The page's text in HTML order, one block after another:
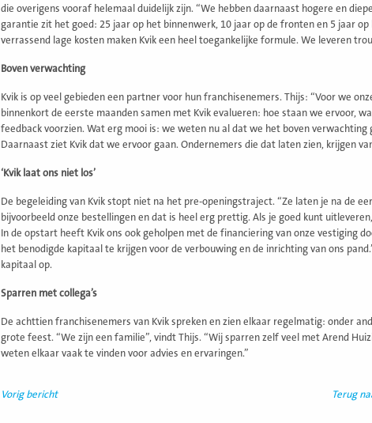
die overigens vooraf helemaal duidelijk zijn. “We hebben daarnaast hogere en
garantie zit het goed: 25 jaar op het binnenwerk, 10 jaar op de fronten en 5 jaar
verrassend lage kosten maken Kvik een heel toegankelijke formule. We leveren
Boven verwachting
Kvik is op veel gebieden een partner voor hun franchisenemers. Thijs: “Voor we
binnenkort de eerste maanden samen met Kvik evalueren: hoe staan we ervoor,
feedback voorzien. Wat erg mooi is: we weten nu al dat we het boven
Daarnaast ziet Kvik dat we ervoor gaan. Ondernemers die dat laten zien, krijgen
‘Kvik laat ons niet los’
De begeleiding van Kvik stopt niet na het pre-openingstraject. “Ze laten je na de
bijvoorbeeld onze bestellingen en dat is heel erg prettig. Als je goed kunt
In de opstart heeft Kvik ons ook geholpen met de financiering van onze vestiging
het benodigde kapitaal te krijgen voor de verbouwing en de inrichting van ons
kapitaal op.
Sparren met collega’s
De achttien franchisenemers van Kvik spreken en zien elkaar regelmatig: onder
grote feest. “We zijn een familie”, vindt Thijs. “Wij sparren zelf veel met Arend
weten elkaar vaak te vinden voor advies en ervaringen.”
Vorig bericht Terug